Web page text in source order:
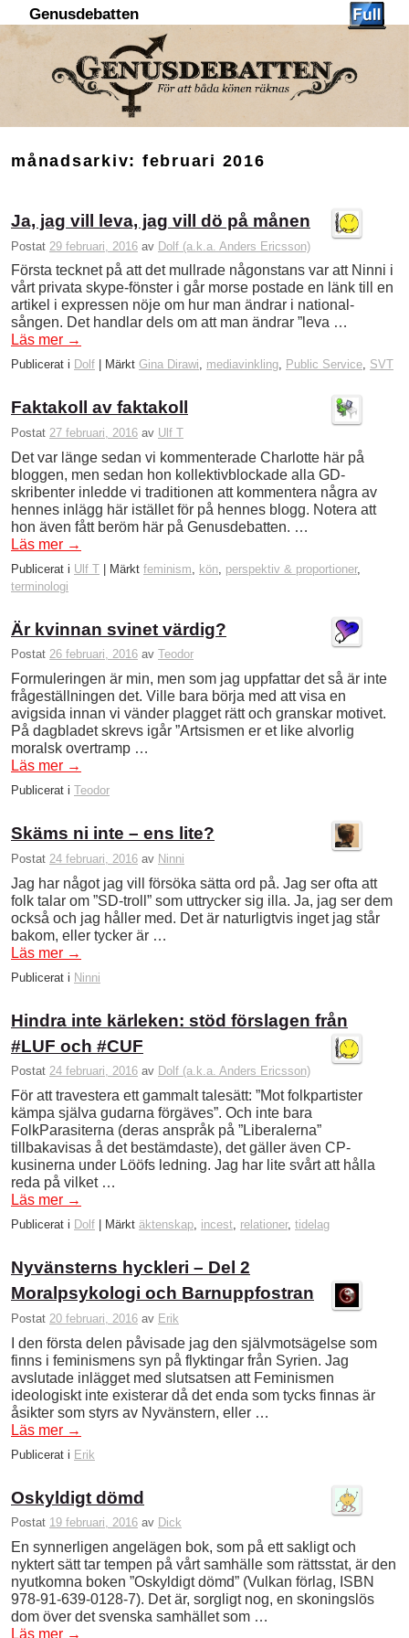
Genusdebatten
månadsarkiv: februari 2016
Ja, jag vill leva, jag vill dö på månen
Postat 29 februari, 2016 av Dolf (a.k.a. Anders Ericsson)
Första tecknet på att det mullrade någonstans var att Ninni i
vårt privata skype-fönster i går morse postade en länk till en
artikel i expressen nöje om hur man ändrar i national­
sången. Det handlar dels om att man ändrar ”leva …
Läs mer →
Publicerat i Dolf Märkt Gina Dirawi, mediavinkling, Public Service, SVT
Faktakoll av faktakoll
Postat 27 februari, 2016 av Ulf T
Det var länge sedan vi kommenterade Charlotte här på
bloggen, men sedan hon kollektivblockade alla GD-
skribenter inledde vi traditionen att kommentera några av
hennes inlägg här istället för på hennes blogg. Notera att
hon även fått beröm här på Genusdebatten. …
Läs mer →
Publicerat i Ulf T Märkt feminism kön perspektiv & proportioner,
terminologi
Är kvinnan svinet värdig?
Postat 26 februari, 2016 av Teodor
Formuleringen är min, men som jag uppfattar det så är inte
frågeställningen det. Ville bara börja med att visa en
avigsida innan vi vänder plagget rätt och granskar motivet.
På dagbladet skrevs igår ”Artsismen er et like alvorlig
moralsk overtramp …
Läs mer →
Publicerat i Teodor
Skäms ni inte – ens lite?
Postat 24 februari, 2016 av Ninni
Jag har något jag vill försöka sätta ord på. Jag ser ofta att
folk talar om ”SD-troll” som uttrycker sig illa. Ja, jag ser dem
också och jag håller med. Det är naturligtvis inget jag står
bakom, eller tycker är …
Läs mer →
Publicerat i Ninni
Hindra inte kärleken: stöd förslagen från
#LUF och #CUF
Postat 24 februari, 2016 av Dolf (a.k.a. Anders Ericsson)
För att travestera ett gammalt talesätt: ”Mot folkpartister
kämpa själva gudarna förgäves”. Och inte bara
FolkParasiterna (deras anspråk på ”Liberalerna”
tillbakavisas å det bestämdaste), det gäller även CP-
kusinerna under Lööfs ledning. Jag har lite svårt att hålla
reda på vilket …
Läs mer →
Publicerat i Dolf Märkt äktenskap, incest, relationer, tidelag
Nyvänsterns hyckleri – Del 2
Moralpsykologi och Barnuppfostran
Postat 20 februari, 2016 av Erik
I den första delen påvisade jag den självmotsägelse som
finns i feminismens syn på flyktingar från Syrien. Jag
avslutade inlägget med slutsatsen att Feminismen
ideologiskt inte existerar då det enda som tycks finnas är
åsikter som styrs av Nyvänstern, eller …
Läs mer →
Publicerat i Erik
Oskyldigt dömd
Postat 19 februari, 2016 av Dick
En synnerligen angelägen bok, som på ett sakligt och
nyktert sätt tar tempen på vårt samhälle som rättsstat, är den
nyutkomna boken ”Oskyldigt dömd” (Vulkan förlag, ISBN
978-91-639-0128-7). Det är, sorgligt nog, en skoningslös
dom över det svenska samhället som …
Läs mer →